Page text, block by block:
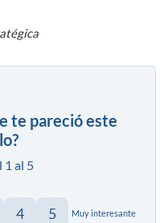
te pareció este
1 al 5
4 5 Muy interesante